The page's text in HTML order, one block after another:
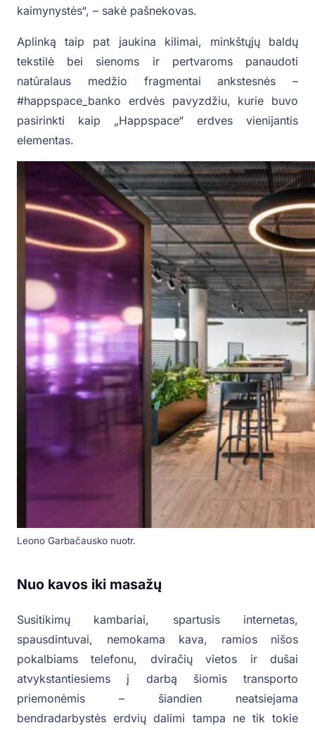
kaimynystės“, – sakė pašnekovas.
Aplinką taip pat jaukina kilimai, minkštųjų baldų
tekstilė bei sienoms ir pertvaroms panaudoti
natūralaus medžio fragmentai ankstesnės –
#happspace_banko erdvės pavyzdžiu, kurie buvo
pasirinkti kaip „Happspace“ erdves vienijantis
elementas.
Leono Garbačausko nuotr.
Nuo kavos iki masažų
Susitikimų kambariai, spartusis internetas,
spausdintuvai, nemokama kava, ramios nišos
pokalbiams telefonu, dviračių vietos ir dušai
atvykstantiesiems į darbą šiomis transporto
priemonėmis – šiandien neatsiejama
bendradarbystės erdvių dalimi tampa ne tik tokie